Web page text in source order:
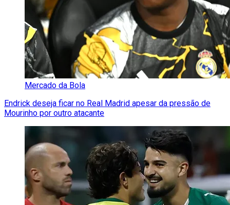
Mercado da Bola
Endrick deseja ficar no Real Madrid apesar da pressão de
Mourinho por outro atacante